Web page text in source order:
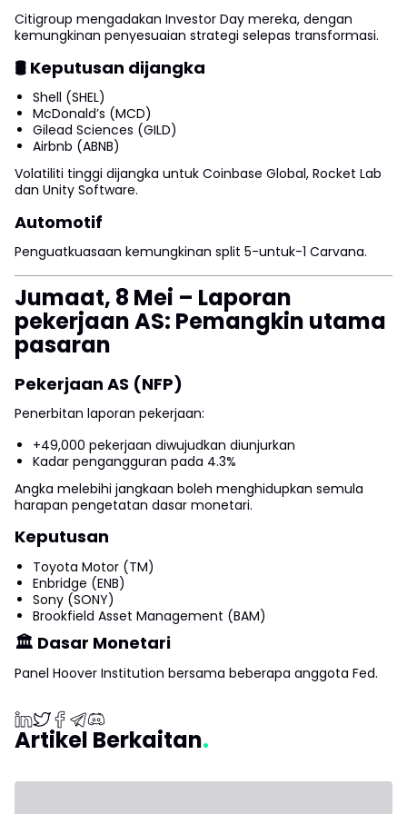
Citigroup mengadakan Investor Day mereka, dengan
kemungkinan penyesuaian strategi selepas transformasi.
🛢 Keputusan dijangka
Shell (SHEL)
McDonald’s (MCD)
Gilead Sciences (GILD)
Airbnb (ABNB)
Volatiliti tinggi dijangka untuk Coinbase Global, Rocket Lab
dan Unity Software.
Automotif
Penguatkuasaan kemungkinan split 5-untuk-1 Carvana.
Jumaat, 8 Mei – Laporan
pekerjaan AS: Pemangkin utama
pasaran
Pekerjaan AS (NFP)
Penerbitan laporan pekerjaan:
+49,000 pekerjaan diwujudkan diunjurkan
Kadar pengangguran pada 4.3%
Angka melebihi jangkaan boleh menghidupkan semula
harapan pengetatan dasar monetari.
Keputusan
Toyota Motor (TM)
Enbridge (ENB)
Sony (SONY)
Brookfield Asset Management (BAM)
🏛 Dasar Monetari
Panel Hoover Institution bersama beberapa anggota Fed.
Artikel Berkaitan